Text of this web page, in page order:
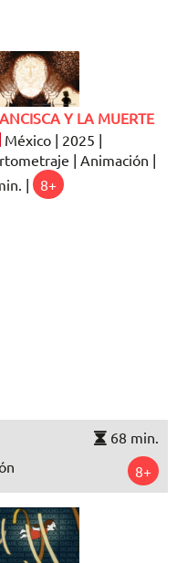
Y LA MUERTE
México | 2025 |
| Animación |
|
8+
68 min.
8+